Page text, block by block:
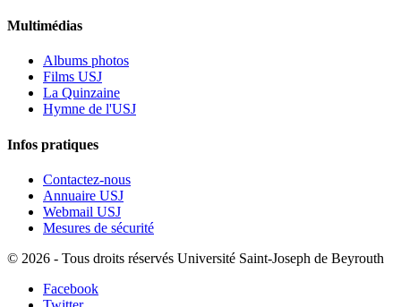
Multimédias
Albums photos
Films USJ
La Quinzaine
Hymne de l'USJ
Infos pratiques
Contactez-nous
Annuaire USJ
Webmail USJ
Mesures de sécurité
© 2026 - Tous droits réservés Université Saint-Joseph de Beyrouth
Facebook